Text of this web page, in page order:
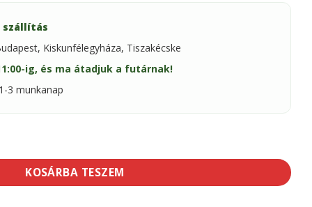
szállítás
Kiskunfélegyháza, Tiszakécske
ig, és ma átadjuk a futárnak!
3 munkanap
mennyiség
KOSÁRBA TESZEM